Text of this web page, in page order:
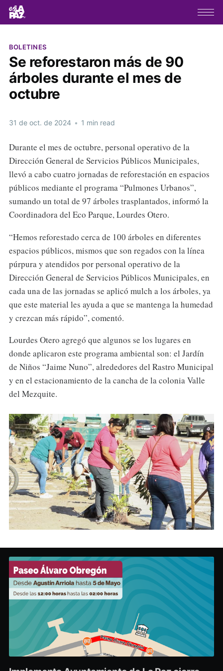
BOLETINES
Se reforestaron más de 90
árboles durante el mes de
octubre
31 de oct. de 2024 • 1 min read
Durante el mes de octubre, personal operativo de la
Dirección General de Servicios Públicos Municipales,
llevó a cabo cuatro jornadas de reforestación en espacios
públicos mediante el programa “Pulmones Urbanos”,
sumando un total de 97 árboles trasplantados, informó la
Coordinadora del Eco Parque, Lourdes Otero.
“Hemos reforestado cerca de 100 árboles en diferentes
espacios públicos, mismos que son regados con la línea
púrpura y atendidos por personal operativo de la
Dirección General de Servicios Públicos Municipales, en
cada una de las jornadas se aplicó mulch a los árboles, ya
que este material les ayuda a que se mantenga la humedad
y crezcan más rápido”, comentó.
Lourdes Otero agregó que algunos se los lugares en
donde aplicaron este programa ambiental son: el Jardín
de Niños “Jaime Nuno”, alrededores del Rastro Municipal
y en el estacionamiento de la cancha de la colonia Valle
del Mezquite.